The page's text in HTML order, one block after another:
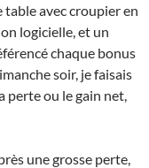
table avec croupier en
logicielle, et un
chaque bonus
soir, je faisais
perte ou le gain net,
une grosse perte,